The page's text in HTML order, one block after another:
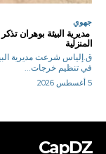
جهوي
مديرية البيئة بوهران
المنزلية
ق.إلياس شرعت
في تنظيم خرجات...
5 أغسطس 2026
CapDZ